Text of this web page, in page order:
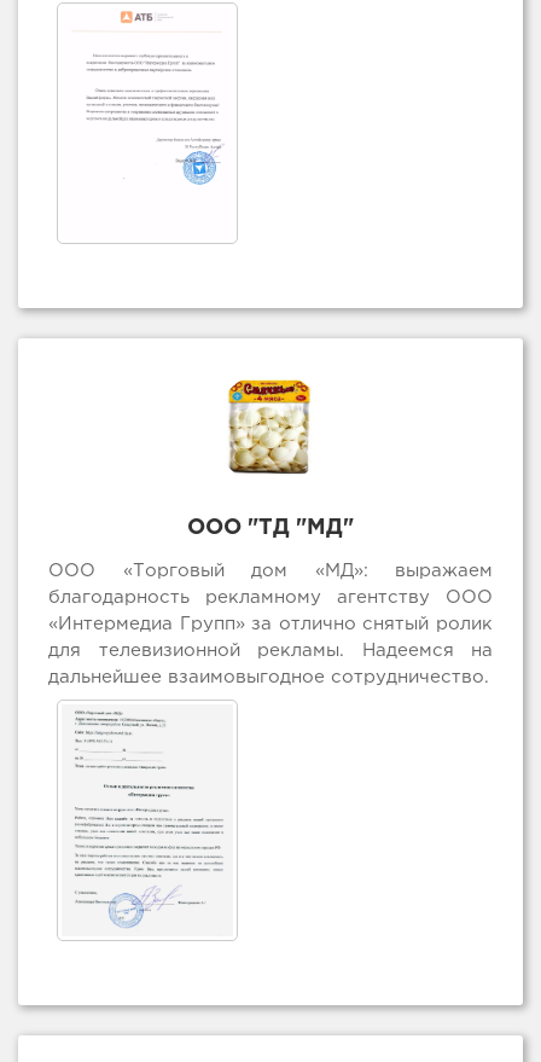
ООО "ТД "МД"
ООО «Торговый дом «МД»: выражаем
благодарность рекламному агентству ООО
«Интермедиа Групп» за отлично снятый ролик
для телевизионной рекламы. Надеемся на
дальнейшее взаимовыгодное сотрудничество.